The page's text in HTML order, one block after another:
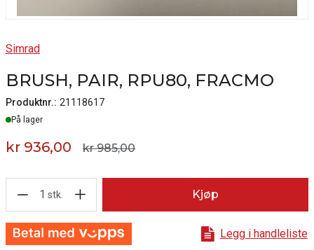
Simrad
BRUSH, PAIR, RPU80, FRACMO
Produktnr.: 21118617
Lager
På lager
kr 936,00 kr 985,00
1 stk. Kjøp
Legg i handleliste